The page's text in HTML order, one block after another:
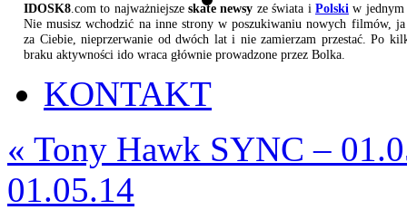
IDOSK8 .com to najważniejszeskate newsy ze świata i Polski w jednym
Nie musisz wchodzić na inne strony w poszukiwaniu nowych filmów,
za Ciebie, nieprzerwanie od dwóch lat i nie zamierzam przestać. Po
braku aktywności ido wraca głównie prowadzone przez Bolka.
KONTAKT
« Tony Hawk SYNC –
01.05.14